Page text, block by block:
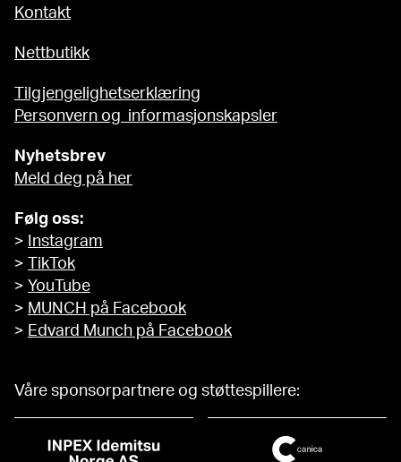
Kontakt
Nettbutikk
Tilgjengelighetserklæring
Personvern og informasjonskapsler
Nyhetsbrev
Meld deg på her
Følg oss:
>
Instagram
>
TikTok
> YouTube
> MUNCH på Facebook
> Edvard Munch på Facebook
Våre sponsorpartnere og støttespillere: